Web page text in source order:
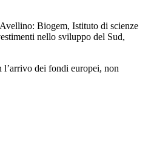
Biogem, Istituto di scienze
nello sviluppo del Sud,
l’arrivo dei fondi europei, non